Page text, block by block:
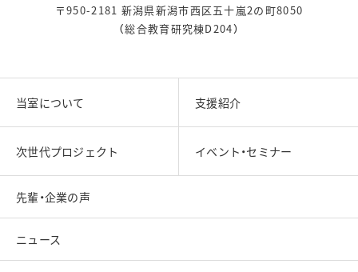
〒950-2181 新潟県新潟市西区五十嵐2の町8050
（総合教育研究棟D204）
当室について 支援紹介
次世代プロジェクト イベント・セミナー
先輩・企業の声
ニュース